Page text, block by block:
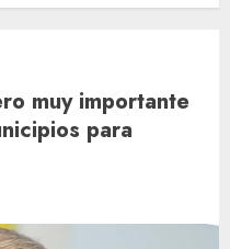
muy importante
para